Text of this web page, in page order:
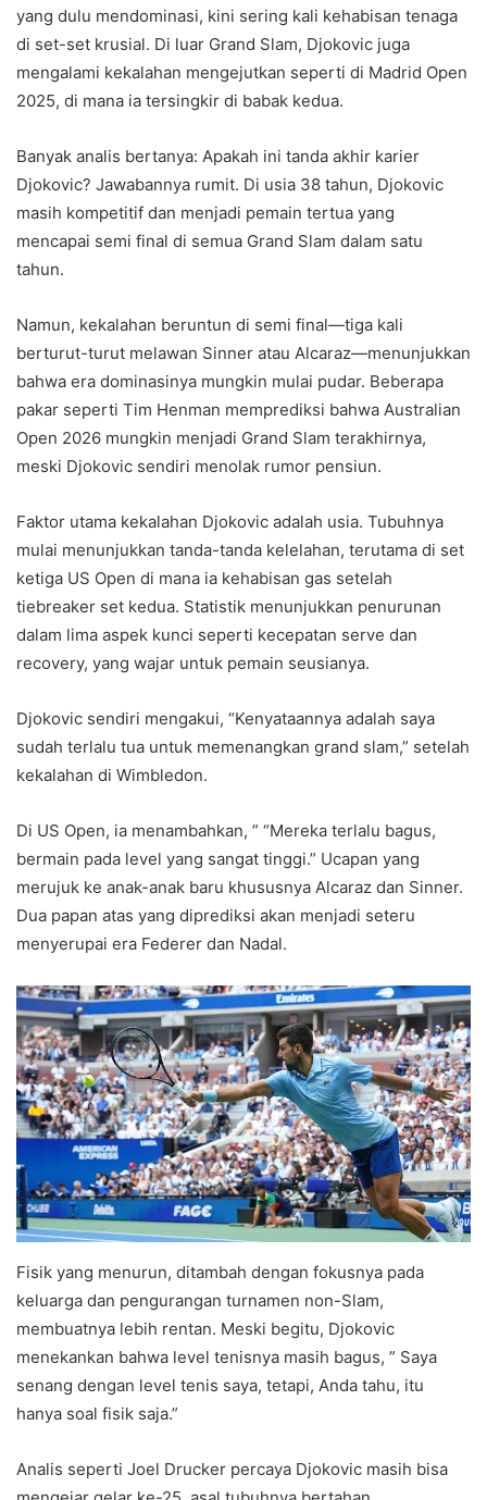
yang dulu mendominasi, kini sering kali kehabisan tenaga
di set-set krusial. Di luar Grand Slam, Djokovic juga
mengalami kekalahan mengejutkan seperti di Madrid Open
2025, di mana ia tersingkir di babak kedua.
Banyak analis bertanya: Apakah ini tanda akhir karier
Djokovic? Jawabannya rumit. Di usia 38 tahun, Djokovic
masih kompetitif dan menjadi pemain tertua yang
mencapai semi final di semua Grand Slam dalam satu
tahun.
Namun, kekalahan beruntun di semi final—tiga kali
berturut-turut melawan Sinner atau Alcaraz—menunjukkan
bahwa era dominasinya mungkin mulai pudar. Beberapa
pakar seperti Tim Henman memprediksi bahwa Australian
Open 2026 mungkin menjadi Grand Slam terakhirnya,
meski Djokovic sendiri menolak rumor pensiun.
Faktor utama kekalahan Djokovic adalah usia. Tubuhnya
mulai menunjukkan tanda-tanda kelelahan, terutama di set
ketiga US Open di mana ia kehabisan gas setelah
tiebreaker set kedua. Statistik menunjukkan penurunan
dalam lima aspek kunci seperti kecepatan serve dan
recovery, yang wajar untuk pemain seusianya.
Djokovic sendiri mengakui, “Kenyataannya adalah saya
sudah terlalu tua untuk memenangkan grand slam,” setelah
kekalahan di Wimbledon.
Di US Open, ia menambahkan, ” “Mereka terlalu bagus,
bermain pada level yang sangat tinggi.” Ucapan yang
merujuk ke anak-anak baru khususnya Alcaraz dan Sinner.
Dua papan atas yang diprediksi akan menjadi seteru
menyerupai era Federer dan Nadal.
Fisik yang menurun, ditambah dengan fokusnya pada
keluarga dan pengurangan turnamen non-Slam,
membuatnya lebih rentan. Meski begitu, Djokovic
menekankan bahwa level tenisnya masih bagus, ” Saya
senang dengan level tenis saya, tetapi, Anda tahu, itu
hanya soal fisik saja.”
Analis seperti Joel Drucker percaya Djokovic masih bisa